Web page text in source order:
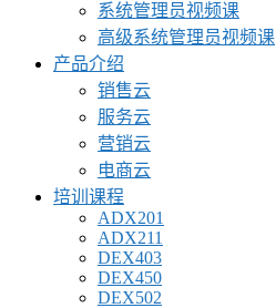
系统管理员视频课
高级系统管理员视频课
产品介绍
销售云
服务云
营销云
电商云
培训课程
ADX201
ADX211
DEX403
DEX450
DEX502